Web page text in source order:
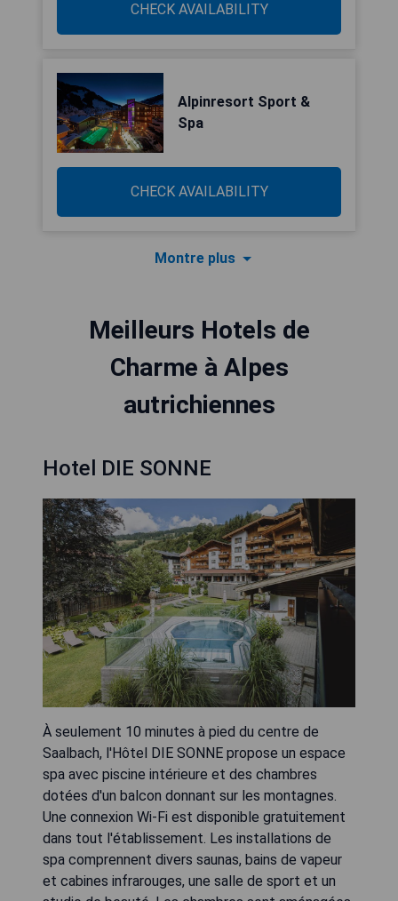
CHECK AVAILABILITY
Alpinresort Sport &
Spa
CHECK AVAILABILITY
Montre plus
Meilleurs Hotels de
Charme à Alpes
autrichiennes
Hotel DIE SONNE
À seulement 10 minutes à pied du centre de
Saalbach, l'Hôtel DIE SONNE propose un espace
spa avec piscine intérieure et des chambres
dotées d'un balcon donnant sur les montagnes.
Une connexion Wi-Fi est disponible gratuitement
dans tout l'établissement. Les installations de
spa comprennent divers saunas, bains de vapeur
et cabines infrarouges, une salle de sport et un